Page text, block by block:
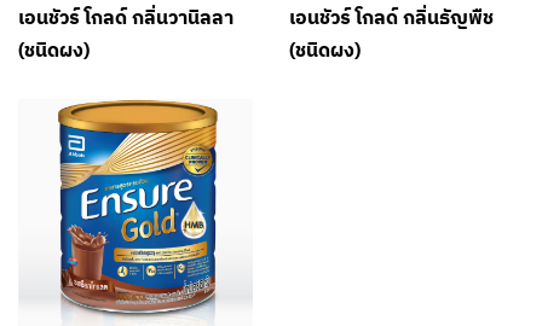
เอนชัวร์ โกลด์ กลิ่นวานิลลา
(ชนิดผง)
เอนชัวร์ โกลด์ กลิ่นธัญพืช
(ชนิดผง)